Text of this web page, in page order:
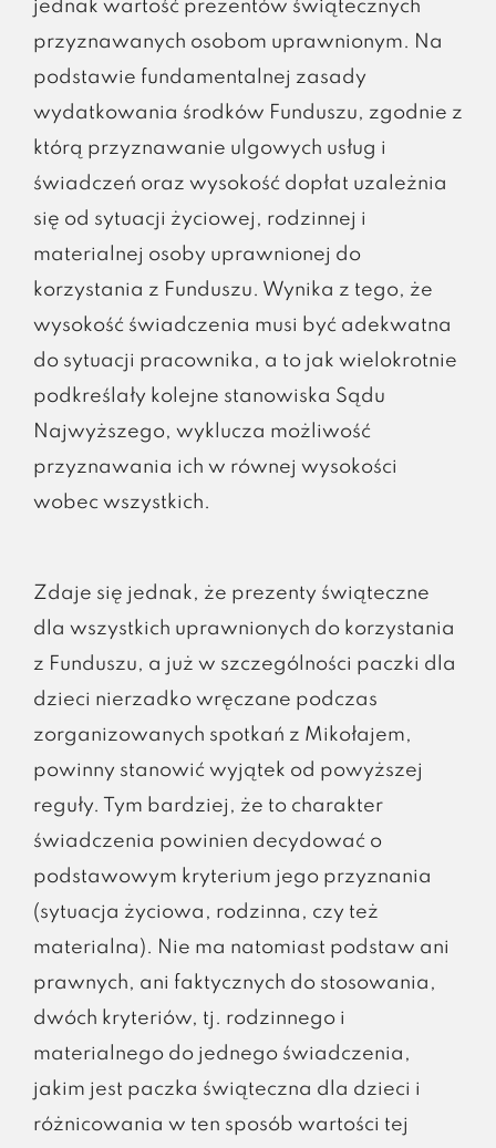
jednak wartość prezentów świątecznych
przyznawanych osobom uprawnionym. Na
podstawie fundamentalnej zasady
wydatkowania środków Funduszu, zgodnie z
którą przyznawanie ulgowych usług i
świadczeń oraz wysokość dopłat uzależnia
się od sytuacji życiowej, rodzinnej i
materialnej osoby uprawnionej do
korzystania z Funduszu. Wynika z tego, że
wysokość świadczenia musi być adekwatna
do sytuacji pracownika, a to jak wielokrotnie
podkreślały kolejne stanowiska Sądu
Najwyższego, wyklucza możliwość
przyznawania ich w równej wysokości
wobec wszystkich.
Zdaje się jednak, że prezenty świąteczne
dla wszystkich uprawnionych do korzystania
z Funduszu, a już w szczególności paczki dla
dzieci nierzadko wręczane podczas
zorganizowanych spotkań z Mikołajem,
powinny stanowić wyjątek od powyższej
reguły. Tym bardziej, że to charakter
świadczenia powinien decydować o
podstawowym kryterium jego przyznania
(sytuacja życiowa, rodzinna, czy też
materialna). Nie ma natomiast podstaw ani
prawnych, ani faktycznych do stosowania,
dwóch kryteriów, tj. rodzinnego i
materialnego do jednego świadczenia,
jakim jest paczka świąteczna dla dzieci i
różnicowania w ten sposób wartości tej